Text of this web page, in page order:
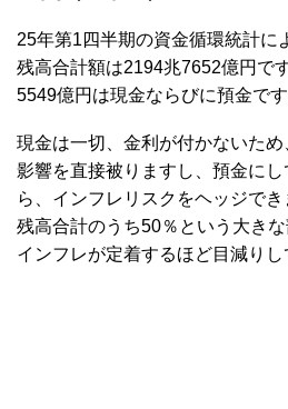
25年第1四半期の資金循環統計に
残高合計額は2194兆7652億円で
5549億円は現金ならびに預金です
現金は一切、金利が付かないた
影響を直接被りますし、預金に
ら、インフレリスクをヘッジで
残高合計のうち50％という大きな
インフレが定着するほど目減りし